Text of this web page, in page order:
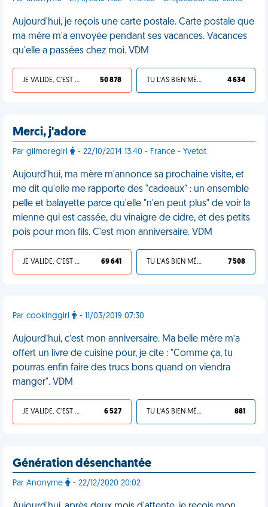
Aujourd'hui, je reçois une carte postale. Carte postale que
ma mère m'a envoyée pendant ses vacances. Vacances
qu'elle a passées chez moi. VDM
JE VALIDE, C'EST UNE VDM 50 878 TU L'AS BIEN MÉRITÉ 4 634
Merci, j'adore
Par gilmoregirl - 22/10/2014 13:40 - France - Yvetot
Aujourd'hui, ma mère m'annonce sa prochaine visite, et
me dit qu'elle me rapporte des "cadeaux" : un ensemble
pelle et balayette parce qu'elle "n'en peut plus" de voir la
mienne qui est cassée, du vinaigre de cidre, et des petits
pois pour mon fils. C'est mon anniversaire. VDM
JE VALIDE, C'EST UNE VDM 69 641 TU L'AS BIEN MÉRITÉ 7 508
Par cookinggirl - 11/03/2019 07:30
Aujourd’hui, c’est mon anniversaire. Ma belle mère m’a
offert un livre de cuisine pour, je cite : "Comme ça, tu
pourras enfin faire des trucs bons quand on viendra
manger". VDM
JE VALIDE, C'EST UNE VDM 6 527 TU L'AS BIEN MÉRITÉ 881
Génération désenchantée
Par Anonyme - 22/12/2020 20:02